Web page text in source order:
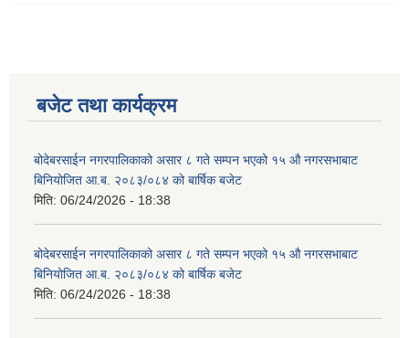
बजेट तथा कार्यक्रम
बोदेबरसाईन नगरपालिकाको असार ८ गते सम्पन भएको १५ ‍‍‍औ नगरसभाबाट
बिनियोजित आ.ब. २०८३/०८४ को बार्षिक बजेट
मिति: 06/24/2026 - 18:38
बोदेबरसाईन नगरपालिकाको असार ८ गते सम्पन भएको १५ ‍‍‍औ नगरसभाबाट
बिनियोजित आ.ब. २०८३/०८४ को बार्षिक बजेट
मिति: 06/24/2026 - 18:38